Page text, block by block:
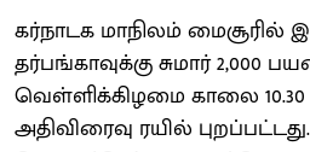
கர்நாடக மாநிலம் மைசூரில்
தர்பங்காவுக்கு சுமார் 2,000
வெள்ளிக்கிழமை காலை 10.30
அதிவிரைவு ரயில்